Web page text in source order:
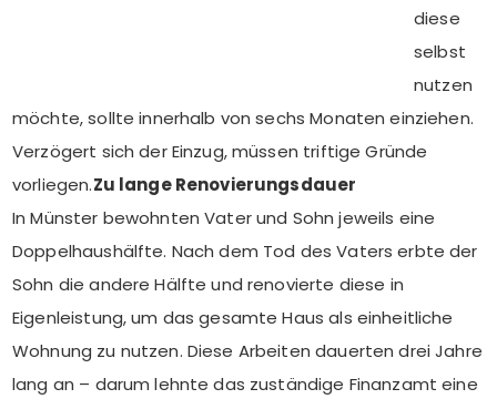
diese
selbst
nutzen
möchte, sollte innerhalb von sechs Monaten einziehen.
Verzögert sich der Einzug, müssen triftige Gründe
vorliegen.Zu lange Renovierungsdauer
In Münster bewohnten Vater und Sohn jeweils eine
Doppelhaushälfte. Nach dem Tod des Vaters erbte der
Sohn die andere Hälfte und renovierte diese in
Eigenleistung, um das gesamte Haus als einheitliche
Wohnung zu nutzen. Diese Arbeiten dauerten drei Jahre
lang an – darum lehnte das zuständige Finanzamt eine